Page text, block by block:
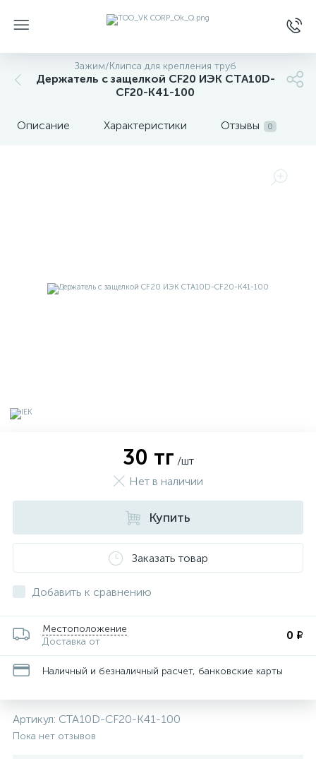
Зажим/Клипса для крепления труб
Держатель с защелкой CF20 ИЭК CTA10D-
CF20-K41-100
Описание Характеристики Отзывы 0
30 тг /шт
Нет в наличии
Купить
Заказать товар
Добавить к сравнению
Местоположение
Доставка от
0 ₽
Наличный и безналичный расчет, банковские карты
Артикул: CTA10D-CF20-K41-100
Пока нет отзывов